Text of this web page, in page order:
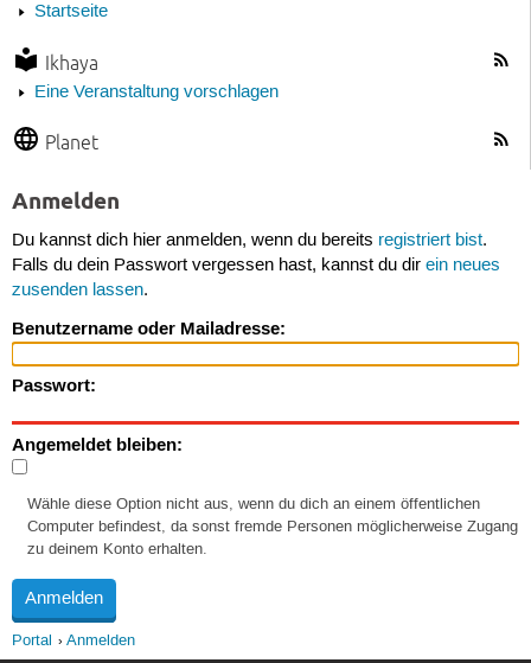
Startseite
Ikhaya
Eine Veranstaltung vorschlagen
Planet
Anmelden
Du kannst dich hier anmelden, wenn du bereits registriert bist.
Falls du dein Passwort vergessen hast, kannst du dir ein neues
zusenden lassen.
Benutzername oder Mailadresse:
Passwort:
Angemeldet bleiben:
Wähle diese Option nicht aus, wenn du dich an einem öffentlichen
Computer befindest, da sonst fremde Personen möglicherweise Zugang
zu deinem Konto erhalten.
Portal Anmelden